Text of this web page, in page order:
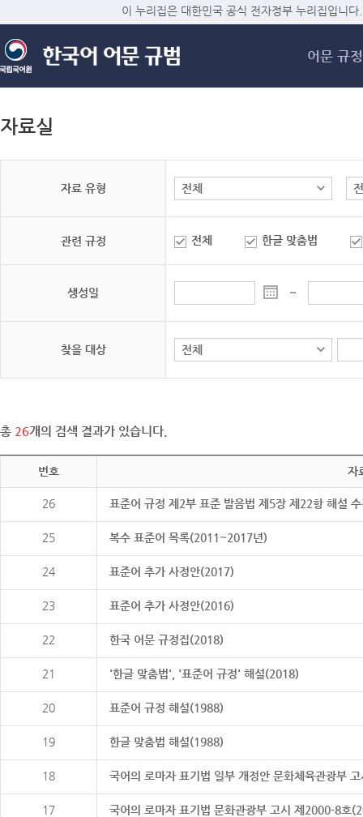
메
이 누리집은 대한민국 공식 전자정부 누리집입니다.
어문 규정
자료실
자료 유형
관련 규정 전체 한글 맞춤법
생성일 ~
찾을 대상
총 26개의 검색 결과가 있습니다.
번호 자
26 표준어 규정 제2부 표준 발음법 제5장 제22항 해설
25 복수 표준어 목록(2011~2017년)
24 표준어 추가 사정안(2017)
23 표준어 추가 사정안(2016)
22 한국 어문 규정집(2018)
21 '한글 맞춤법', '표준어 규정' 해설(2018)
20 표준어 규정 해설(1988)
19 한글 맞춤법 해설(1988)
18 국어의 로마자 표기법 일부 개정안 문화체육관광부
17 국어의 로마자 표기법 문화관광부 고시 제2000-8호